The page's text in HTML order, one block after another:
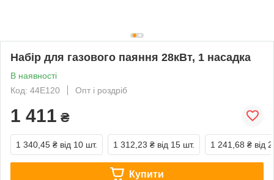
Набір для газового паяння 28кВт, 1 насадка
В наявності
Код: 44E120
Опт і роздріб
1 411 ₴
1 340,45 ₴ від 10 шт. 1 312,23 ₴ від 15 шт. 1 241,68 ₴ від
Купити